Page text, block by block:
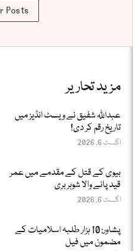
Posts
مزید تحاریر
عبداللّٰہ شفیق نے ویسٹ انڈیز میں
تاریخ رقم کر دی!
اگست 6, 2026
بیوی کے قتل کے مقدمے میں عمر
قید پانے والا شوہر بری
اگست 6, 2026
پشاور: 10 ہزار طلبہ اسلامیات کے
مضمون میں فیل